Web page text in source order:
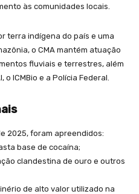
às comunidades locais.
terra indígena do país e uma
o CMA mantém atuação
fluviais e terrestres, além
ICMBio e a Polícia Federal.
2025, foram apreendidos:
base de cocaína;
clandestina de ouro e outros
de alto valor utilizado na